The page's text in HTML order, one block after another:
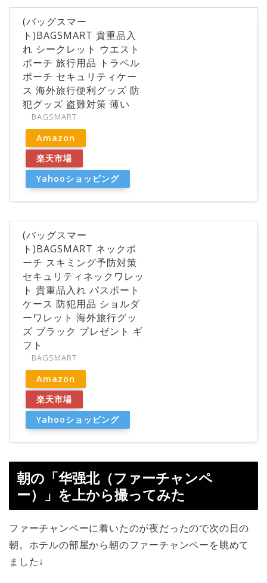
(バッグスマー
ト)BAGSMART 貴重品入
れ シークレット ウエスト
ポーチ 旅行用品 トラベル
ポーチ セキュリティケー
ス 海外旅行便利グッズ 防
犯グッズ 盗難対策 薄い
BAGSMART
Amazon
楽天市場
Yahooショッピング
(バッグスマー
ト)BAGSMART ネックポ
ーチ スキミング予防対策
セキュリティネックワレッ
ト 貴重品入れ パスポート
ケース 防犯用品 ショルダ
ーワレット 海外旅行グッ
ズ ブラック プレゼント ギ
フト
BAGSMART
Amazon
楽天市場
Yahooショッピング
朝の「华强北（ファーチャンペ
ー）」を上から撮ってみた
ファーチャンペーに着いたのが夜だったので次の日の
朝。ホテルの部屋から朝のファーチャンペーを眺めて
ました↓